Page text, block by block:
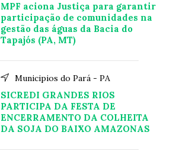
MPF aciona Justiça para garantir
participação de comunidades na
gestão das águas da Bacia do
Tapajós (PA, MT)
Municipios do Pará - PA
SICREDI GRANDES RIOS
PARTICIPA DA FESTA DE
ENCERRAMENTO DA COLHEITA
DA SOJA DO BAIXO AMAZONAS